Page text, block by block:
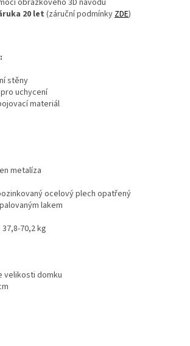
20 let (záruční podmínky ZDE)
stěny
uchycení
materiál
metalíza
ocelový plech opatřený
lakem
70,2 kg
velikosti domku